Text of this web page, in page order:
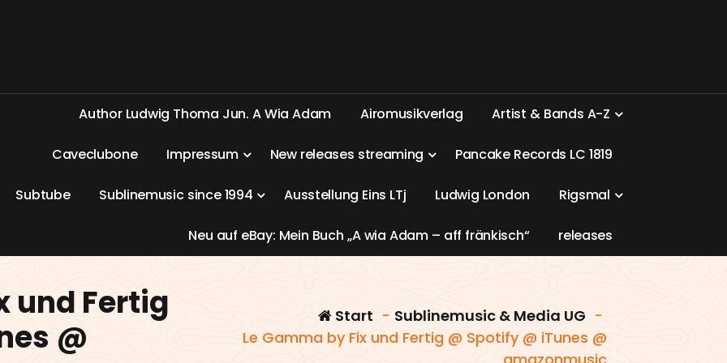
Author Ludwig Thoma Jun. AWia Adam Airomusikverlag Artist & Bands A-Z
Caveclubone Impressum New releases streaming Pancake Records LC 1819
Subtube Sublinemusic since1994 Ausstellung Eins LTj Ludwig London Rigsmal
Neu auf eBay: Mein Buch „Awia Adam – aff fränkisch“ releases
und Fertig
@
Start - Sublinemusic & Media UG -
Le Gamma by Fix und Fertig @ Spotify @ iTunes @
amazonmusic